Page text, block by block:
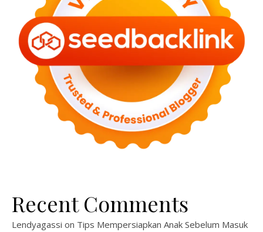
Recent Comments
Lendyagassi on Tips Mempersiapkan Anak Sebelum Masuk